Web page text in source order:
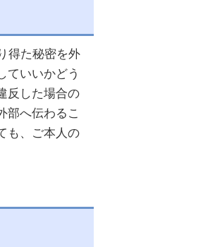
得た秘密を外
ていいかどう
反した場合の
部へ伝わるこ
も、ご本人の